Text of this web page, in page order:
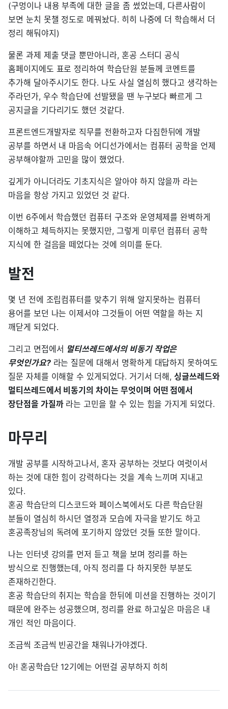
(구멍이나 내용 부족에 대한 글을 좀 썼었는데, 다른사람이
보면 눈치 못챌 정도로 메꿔놨다. 히히 나중에 더 학습해서 더
정리 해둬야지)
물론 과제 제출 댓글 뿐만아니라, 혼공 스터디 공식
홈페이지에도 표로 정리하여 학습단원 분들께 코멘트를
추가해 달아주시기도 한다. 나도 사실 열심히 했다고 생각하는
주라던가, 우수 학습단에 선발됐을 땐 누구보다 빠르게 그
공지글을 기다리기도 했던 것같다.
프론트엔드개발자로 직무를 전환하고자 다짐한뒤에 개발
공부를 하면서 내 마음속 어디선가에서는 컴퓨터 공학을 언제
공부해야할까 고민을 많이 했었다.
깊게가 아니더라도 기초지식은 알아야 하지 않을까 라는
마음을 항상 가지고 있었던 것 같다.
이번 6주에서 학습했던 컴퓨터 구조와 운영체제를 완벽하게
이해하고 체득하지는 못했지만, 그렇게 미루던 컴퓨터 공학
지식에 한 걸음을 떼었다는 것에 의미를 둔다.
발전
몇 년 전에 조립컴퓨터를 맞추기 위해 알지못하는 컴퓨터
용어를 보던 나는 이제서야 그것들이 어떤 역할을 하는 지
깨닫게 되었다.
그리고 면접에서 멀티쓰레드에서의 비동기 작업은
무엇인가요?라는 질문에 대해서 명확하게 대답하지 못하여도
질문 자체를 이해할 수 있게되었다. 거기서 더해,싱글쓰레드와
멀티쓰레드에서 비동기의 차이는 무엇이며 어떤 점에서
장단점을 가질까라는 고민을 할 수 있는 힘을 가지게 되었다.
마무리
개발 공부를 시작하고나서, 혼자 공부하는 것보다 여럿이서
하는 것에 대한 힘이 강력하다는 것을 계속 느끼며 지내고
있다.
혼공 학습단의 디스코드와 페이스북에서도 다른 학습단원
분들이 열심히 하시던 열정과 모습에 자극을 받기도 하고
혼공족장님의 독려에 포기하지 않았던 것들 또한 말이다.
나는 인터넷 강의를 먼저 듣고 책을 보며 정리를 하는
방식으로 진행했는데, 아직 정리를 다 하지못한 부분도
존재하긴한다.
혼공 학습단의 취지는 학습을 한뒤에 미션을 진행하는 것이기
때문에 완주는 성공했으며, 정리를 완료 하고싶은 마음은 내
개인 적인 마음이다.
조금씩 조금씩 빈공간을 채워나가야겠다.
아! 혼공학습단 12기에는 어떤걸 공부하지 히히